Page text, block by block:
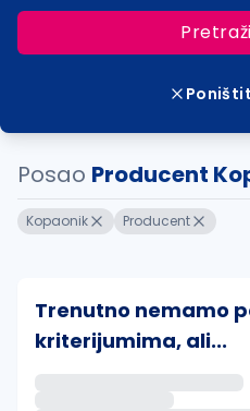
Posao Producent
Kopaonik Producent
Trenutno nemamo
kriterijumima, ali...